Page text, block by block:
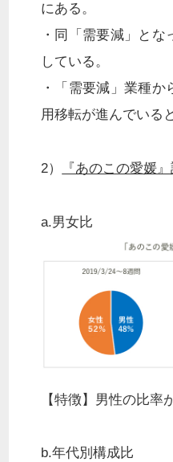
にある。
・同「需要減」と
している。
・「需要減」業種
用移転が進んでいる
2） 『あのこの愛媛
a.男女比
【特徴】男性の比率
b.年代別構成比